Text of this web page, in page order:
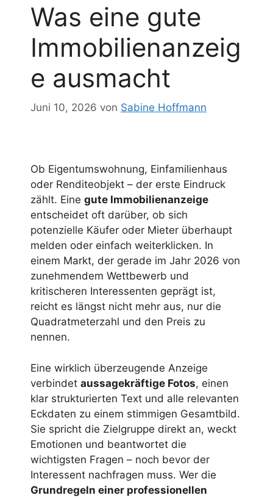
Was eine gute
Immobilienanzeig
e ausmacht
Juni 10, 2026 von Sabine Hoffmann
Ob Eigentumswohnung, Einfamilienhaus
oder Renditeobjekt – der erste Eindruck
zählt. Eine gute Immobilienanzeige
entscheidet oft darüber, ob sich
potenzielle Käufer oder Mieter überhaupt
melden oder einfach weiterklicken. In
einem Markt, der gerade im Jahr 2026 von
zunehmendem Wettbewerb und
kritischeren Interessenten geprägt ist,
reicht es längst nicht mehr aus, nur die
Quadratmeterzahl und den Preis zu
nennen.
Eine wirklich überzeugende Anzeige
verbindet aussagekräftige Fotos, einen
klar strukturierten Text und alle relevanten
Eckdaten zu einem stimmigen Gesamtbild.
Sie spricht die Zielgruppe direkt an, weckt
Emotionen und beantwortet die
wichtigsten Fragen – noch bevor der
Interessent nachfragen muss. Wer die
Grundregeln einer professionellen